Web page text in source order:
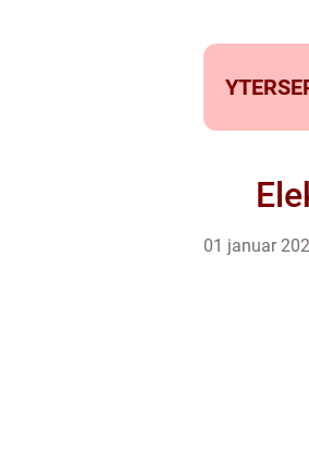
01 januar